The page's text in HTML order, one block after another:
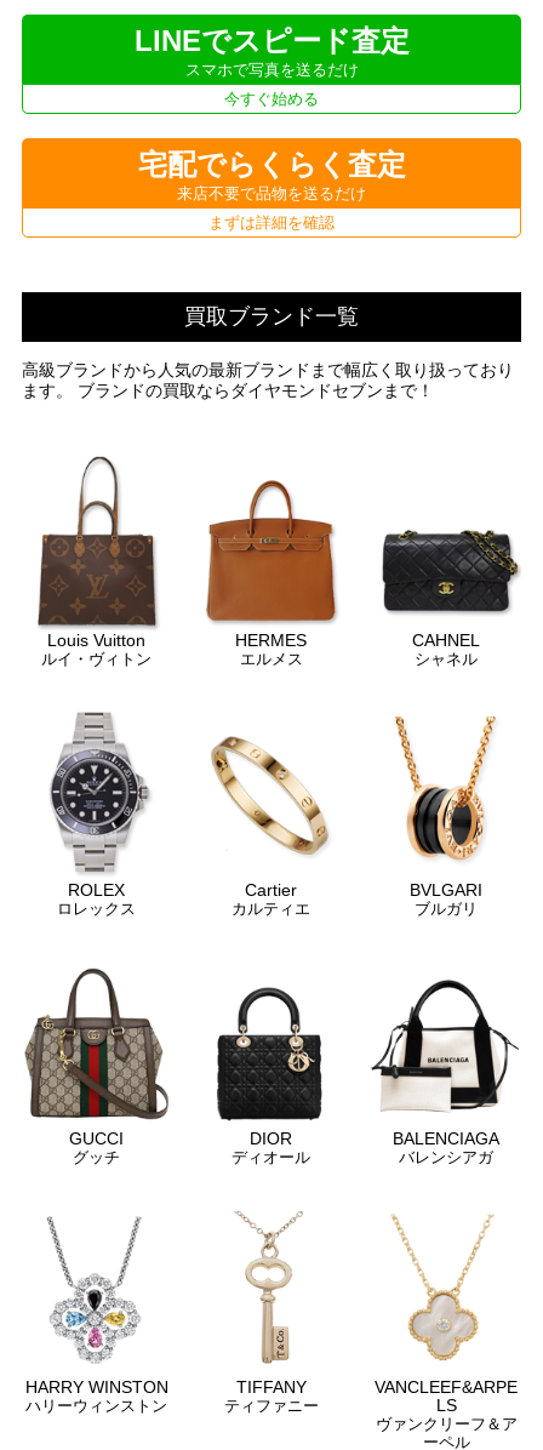
LINEでスピード査定
スマホで写真を送るだけ
今すぐ始める
宅配でらくらく査定
来店不要で品物を送るだけ
まずは詳細を確認
買取ブランド一覧
高級ブランドから人気の最新ブランドまで幅広く取り扱っており
ます。 ブランドの買取ならダイヤモンドセブンまで！
Louis Vuitton
ルイ・ヴィトン
HERMES
エルメス
CAHNEL
シャネル
ROLEX
ロレックス
Cartier
カルティエ
BVLGARI
ブルガリ
GUCCI
グッチ
DIOR
ディオール
BALENCIAGA
バレンシアガ
HARRY WINSTON
ハリーウィンストン
TIFFANY
ティファニー
VANCLEEF&ARPE
LS
ヴァンクリーフ＆ア
ーペル